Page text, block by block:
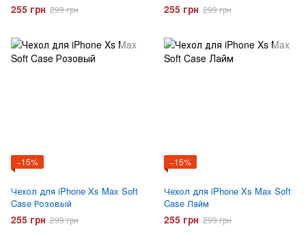
255 грн 299 грн 255 грн 299 грн
−15%
Чехол для iPhone Xs Max Soft
Case Розовый
255 грн 299 грн
−15%
Чехол для iPhone Xs Max Soft
Case Лайм
255 грн 299 грн